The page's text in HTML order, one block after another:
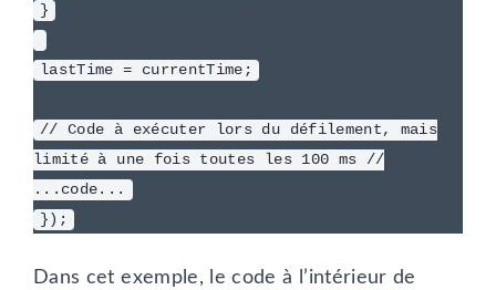
}
lastTime = currentTime;
// Code à exécuter lors du défilement, mais
limité à une fois toutes les 100 ms //
...code...
});
Dans cet exemple, le code à l’intérieur de